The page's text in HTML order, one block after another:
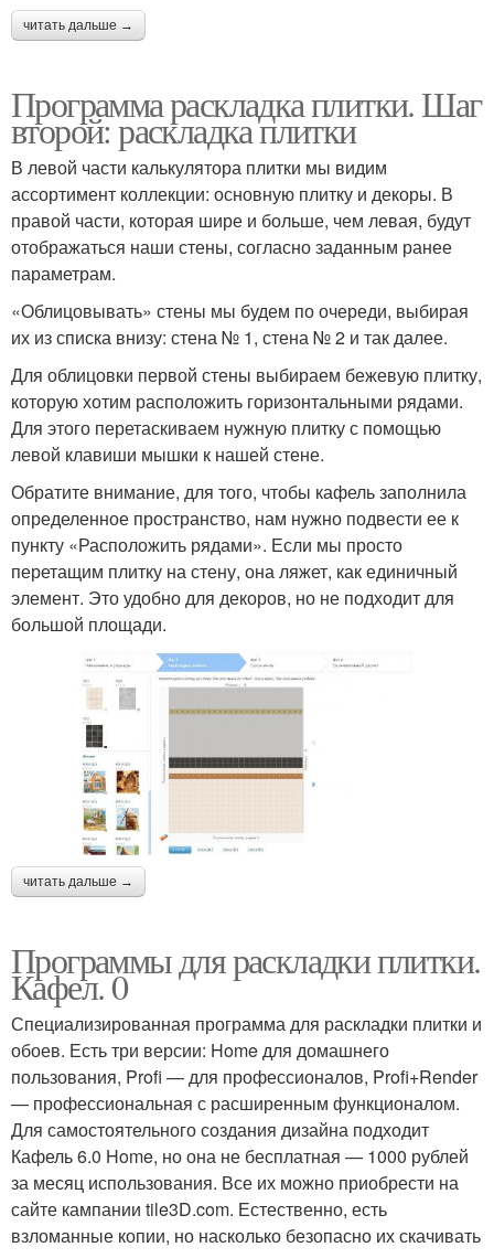
читать дальше →
Программа раскладка плитки. Шаг
второй: раскладка плитки
В левой части калькулятора плитки мы видим
ассортимент коллекции: основную плитку и декоры. В
правой части, которая шире и больше, чем левая, будут
отображаться наши стены, согласно заданным ранее
параметрам.
«Облицовывать» стены мы будем по очереди, выбирая
их из списка внизу: стена № 1, стена № 2 и так далее.
Для облицовки первой стены выбираем бежевую плитку,
которую хотим расположить горизонтальными рядами.
Для этого перетаскиваем нужную плитку с помощью
левой клавиши мышки к нашей стене.
Обратите внимание, для того, чтобы кафель заполнила
определенное пространство, нам нужно подвести ее к
пункту «Расположить рядами». Если мы просто
перетащим плитку на стену, она ляжет, как единичный
элемент. Это удобно для декоров, но не подходит для
большой площади.
читать дальше →
Программы для раскладки плитки.
Кафел. 0
Специализированная программа для раскладки плитки и
обоев. Есть три версии: Home для домашнего
пользования, Profi — для профессионалов, Profi+Render
— профессиональная с расширенным функционалом.
Для самостоятельного создания дизайна подходит
Кафель 6.0 Home, но она не бесплатная — 1000 рублей
за месяц использования. Все их можно приобрести на
сайте кампании tile3D.com. Естественно, есть
взломанные копии, но насколько безопасно их скачивать